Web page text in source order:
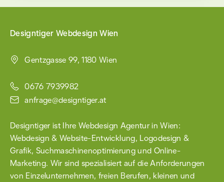
Designtiger Webdesign Wien
Gentzgasse 99, 1180 Wien
0676 7939982
anfrage@designtiger.at
Designtiger ist Ihre Webdesign Agentur in Wien:
Webdesign & Website-Entwicklung, Logodesign &
Grafik, Such­maschinen­optimierung und Online-
Marketing. Wir sind spezialisiert auf die Anforderungen
von Einzel­unternehmen, freien Berufen, kleinen und